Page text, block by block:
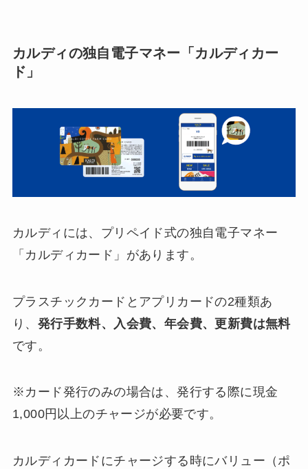
カルディの独自電子マネー「カルディカー
ド」
カルディには、プリペイド式の独自電子マネー
「カルディカード」があります。
プラスチックカードとアプリカードの2種類あ
り、 発行手数料、入会費、年会費、更新費は無料
です。
※カード発行のみの場合は、発行する際に現金
1,000円以上のチャージが必要です。
カルディカードにチャージする時にバリュー（ポ